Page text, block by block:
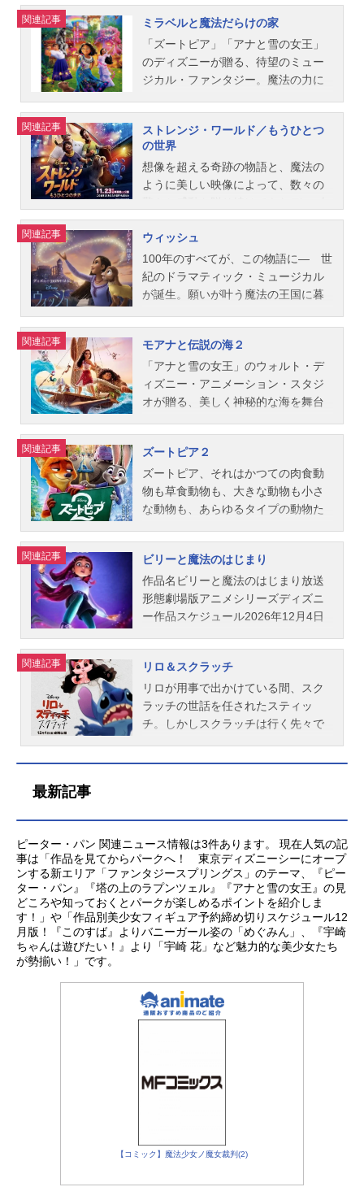
山：芋洗坂係長スタッフ監督：バイ
ロン・ハワード リッチ・ムーア共
同監督：ジャレド・ブッシュ製作：
クラーク・スペンサー製作総指揮：
ジ...
オスナット・シューラー製作総指
揮：ジョン・ラセター音楽：リン＝
マニュエル・ミランダ マーク・マ
ンシーナ オペタイア・フォアイア
ニメーター：エリック・ゴールドバ
リウファウ主題歌日本語版ED：「ど
こまでも～HowFarI'llGo～」加藤ミ
リヤ公開開始年＆季節2017アニメ映
画(C)2017Disney.AllRightsRes...
ジュール2018年12月21日（金）キャ
ストラルフ：山寺宏一ヴァネロペ：
諸星すみれシャンク：菜々緒イエ
ス：浅野まゆみスパムリー：上田燿
司フェリックス：花輪英司カルホー
秀哲ポカホンタス：土居裕子アナ：
神田沙也加アリエル：小此木まりモ
アナ：屋比久知奈シンデレラ：鈴木
より子オーロラ：すずきまゆみジャ
スミン：麻生かほ里メリダ：大島優
中川翔子ベル：平川めぐみ白雪姫：
小鳩くるみティアナ：鈴木ほのかム
ーラン：すずきまゆみスタッフ監
督：リッチ・ムーア、フィル・ジョ
ンストン...
の力”の秘密を解き明かす、驚くべき
旅の始まりだった・・・。作品名ア
ナと雪の女王２放送形態劇場版アニ
メシリーズアナと雪の女王スケジュ
ール2019年11月22日（金）キャスト
オラフ：武内駿輔クリストフ：原慎
一郎イドゥナ：吉田羊マティアス中
尉：松田賢二アグナル：前田一世イ
エレナ：余貴美子ライダー：小林親
弘ハニーマレン：壹岐紹未ルナー
ルドラのリーダー：飯島肇幼いア
ナ：新津ちせ幼いエルサ：黒川聖菜
スタッフ監督：クリス・バック ジ
ェニファー・リー脚本：ジェニファ
ー・リー アリソン・シュローダー
楽：クリストフ・ベック楽曲：クリ
ステン・アンダーソン＝ロペス ロ
バート・ロペス主題歌「イントゥ・
ジ・アンノウン～心のままに」中...
が、残された人々は信じる心を失っ
ていった…。500年もの時が流れ、信
じる心を失った王国は、再び魔物に
襲われる。聖なる龍の力が宿るとい
う＜龍の石＞──その守護者の一族の
姿を消した“最後の龍”の力を蘇らせ、
再び王国に平和を取り戻すため
に…。作品名ラーヤと龍の王国放送
形態劇場版アニメスケジュール2021
年3月5日（金）キャストラーヤ：吉
鷹ナマーリ：伊藤静ベンジャ：森川
智之トング：後藤光祐幼いナマー
リ：黒沢ともよヴィラーナ：深見梨
加ノイ：ADELINECHETAILダン･フ
ー：谷育子トゥクトゥク：BRUNOM
カルロス・ロペス・エストラーダ製
作：オスナット・シューラー ピー
ター・デル・ヴェッコ脚本：キュ
イ・グエン アデル・リム音楽：ジ
ェームズ・ニュートン・ハワード主
ェネイ・アイコ公開開始年＆季節202
1アニメ映画(C)2021Disney.AllRights
Reserved.(C)2021Disneyanditsrelate
dentities『ラーヤと龍の王国』公式サ
イ...
関連記事
ミラベルと魔法だらけの家
「ズートピア」「アナと雪の女王」
のディズニーが贈る、待望のミュー
ジカル・ファンタジー。魔法の力に
リガル家。家族全員が家から与えら
れた“魔法の才能（ギフト）”を持つ中
で、少女ミラベルだけ何の魔法も使
えなかった。ある日、彼女は家に大
きな”亀裂”があることに気づく──そ
く前兆だった。残された希望は、魔
法のギフトを持たないミラベルただ
ひとり。なぜ、彼女だけ魔法が使え
ないのか？そして、魔法だらけの家
に隠された驚くべき秘密とは…？作
形態劇場版アニメシリーズディズニ
ー映画スケジュール2021年11月26日
（金）キャストミラベル：斎藤瑠希
アルマおばあちゃん：中尾ミエイサ
ベラ：平野綾ルイーサ：ゆめっち（3
美アグスティン：関智一ぺパ：藤田
朋子フェリックス：勝矢ドロレス：
大平あひるカミロ：畠中祐アントニ
オ：木村新汰ブルーノ：中井和哉マ
リアーノ：武内駿輔スタッフ監督：
ッシュ音楽：リン＝マニュエル・ミ
ランダ配給：ウォルト・ディズニ
ー・ジャパン主題歌「マリーポーサ
～羽ばたく未来へ～」ナオト・...
関連記事
ストレンジ・ワールド／もうひとつ
の世界
想像を超える奇跡の物語と、魔法の
ように美しい映像によって、数々の
ニー・アニメーション・スタジオ
が、『ベイマックス』で知られるド
ン・ホール監督と共に新たに贈るの
は、まるでアトラクションに乗って
いるかのようなスケール感あふれる
の絆を描いた、アクション・アドベ
ンチャー超大作『ストレンジ・ワー
ルド／もうひとつの世界』。この
冬、まだ誰も見たことのない“不思議
な”世界への壮大な冒険が始まるー。
ひとつの世界放送形態劇場版アニメ
シリーズディズニー映画スケジュー
ル2022年11月23日（水）キャストサ
ーチャー：原田泰造イーサン：鈴木
福イェーガー：大塚明夫メリディア
パルク大尉：鹿野真央カスピアン：
落合福嗣ダッフル：本多新也ナレー
ション：茶風林スタッフ監督：ド
ン・ホール、クイ・グエン製作：ロ
イ・コンリ配給：ウォルト・ディズ
2アニメ映画(C)2022Disney.AllRights
Reserved.『ストレンジ・ワールド／
もうひとつの世界』公式サイト動画
配信情報【PR】※本ページは動画配
信サービスのプロモーションが含...
関連記事
ウィッシュ
100年のすべてが、この物語に― 世
紀のドラマティック・ミュージカル
が誕生。願いが叶う魔法の王国に暮
なる祖父の願いが叶うこと。だが、
すべての“願い”は魔法を操る王様に支
配されているという衝撃の真実を彼
女は知ってしまう。みんなの願いを
取り戻したいという、ひたむきな思
空から舞い降りたスターと、相棒で
ある子ヤギのバレンティノと共に、
アーシャは立ち上がる。「願いが、
私を強くする」──願い星に選ばれた
少女アーシャが、王国に巻き起こす
形態劇場版アニメシリーズディズニ
ー映画スケジュール2023年12月15日
（金）キャストアーシャ：生田絵梨
花マグニフィコ王：福山雅治バレン
ティノ：山寺宏一アマヤ王妃：檀れ
あひるガーボ：蒼井翔太ハル：青野
紗穂サイモン：落合福嗣サフィ：岡
本信彦ダリオ：宮里駿バジーマ：竹
達彩奈スタッフ監督：クリス・バッ
ク ファウン・ヴィーラスンソーン
ヴィーラスンソーン ジェニファ
関連記事
モアナと伝説の海２
「アナと雪の女王」のウォルト・デ
ィズニー・アニメーション・スタジ
オが贈る、美しく神秘的な海を舞台
ンチャー。海と特別な絆で結ばれた
主人公・モアナは、すべての海をつ
なぐ1000年にひとりの“導く者”とな
り、彼方の島にいる人々を探してい
た。ある日、人間を憎み世界を引き
は、その呪いを解くために、変幻自
在な半神半人の英雄・マウイや新た
な仲間と共に、世界を再びひとつに
する航海に繰り出す。「海の果て
も、越えてゆこう」──たとえ、どん
名モアナと伝説の海２放送形態劇場
版アニメシリーズモアナと伝説の海
スケジュール2024年12月6日（金）
キャストモアナ：屋比久知奈マウ
イ：尾上松也モニ：小関裕太ロト：
ソニンスタッフ監督：デイブ・デリ
ジャパン主題歌ED：「ビヨンド～越
えてゆこう～」ME:I公開開始年＆季
節2024アニメ映画(C)2024Disney.All
RightsReserved.『モアナと伝説の海
２』公式サイト動画配信情報【PR...
関連記事
ズートピア２
ズートピア、それはかつての肉食動
物も草食動物も、大きな動物も小さ
な動物も、あらゆるタイプの動物た
社会、そして「誰でも夢を叶えられ
る」という理想の楽園。その街で暮
らす、前向きで夢を信じるズートピ
ア初のウサギの警官・ジュディと、
元詐欺師で皮肉屋だけど頼れるキツ
対だけど特別な絆で結ばれていた。
ある日、突如現れたヘビのゲイリー
をきっかけに、ふたりは再びバディ
を組んで潜入捜査を行い、ズートピ
アの過去に秘められた巨大な謎に挑
ニックの絆が試される、ズートピア
ュディ：上戸彩ニック：森川智之ボ
ゴ：三宅健太クロウハウザー：高橋
茂雄（サバンナ）ガゼル：DreamAmi
Mr.ビッグ：山路和弘ゲイリー：下野
紘パウバート：山田涼介ウィンドダ
ンサー：髙嶋政宏ヘイスース：柄本
明ホグボトム：熊元プロレス（紅し
インボー）アントニー：高木渉ミル
トン・リンクスリー：梅沢富美男Dr.
関連記事
ビリーと魔法のはじまり
作品名ビリーと魔法のはじまり放送
形態劇場版アニメシリーズディズニ
ー作品スケジュール2026年12月4日
クラッチ』キャスト未発表スタッフ
監督：ファウン・ヴィーラスンソー
ン ジェイソン・ハンド共同監督：
ジョージー・トリニダード製作：ロ
イ・コンリ配給：ウォルト・ディズ
6アニメ映画(C)2026DisneyEnterpris
関連記事
リロ＆スクラッチ
リロが用事で出かけている間、スク
ラッチの世話を任されたスティッ
チ。しかしスクラッチは行く先々で
り回されることに…。一見キュート
態劇場版アニメシリーズリロ・アン
ド・スティッチスケジュール2026年
12月4日（金）同時上映『ビリーと魔
法のはじまり』キャストスティッ
チ：クリス・サンダースリロ：マイ
ア・ケアロハスタッフ配給：ウォル
ト・ディズニー・ジャパン公開開始
neyEnterprises,Inc.AllRightsReserve
d.『ディズニー・スタジオ』公式X
最新記事
ピーター・パン 関連ニュース情報は3件あります。 現在人気の記
事は「作品を見てからパークへ！ 東京ディズニーシーにオープ
ンする新エリア「ファンタジースプリングス」のテーマ、『ピー
ター・パン』『塔の上のラプンツェル』『アナと雪の女王』の見
どころや知っておくとパークが楽しめるポイントを紹介しま
す！」や「作品別美少女フィギュア予約締め切りスケジュール12
月版！『このすば』よりバニーガール姿の「めぐみん」、『宇崎
ちゃんは遊びたい！』より「宇崎 花」など魅力的な美少女たち
が勢揃い！」です。
【コミック】魔法少女ノ魔女裁判(2)